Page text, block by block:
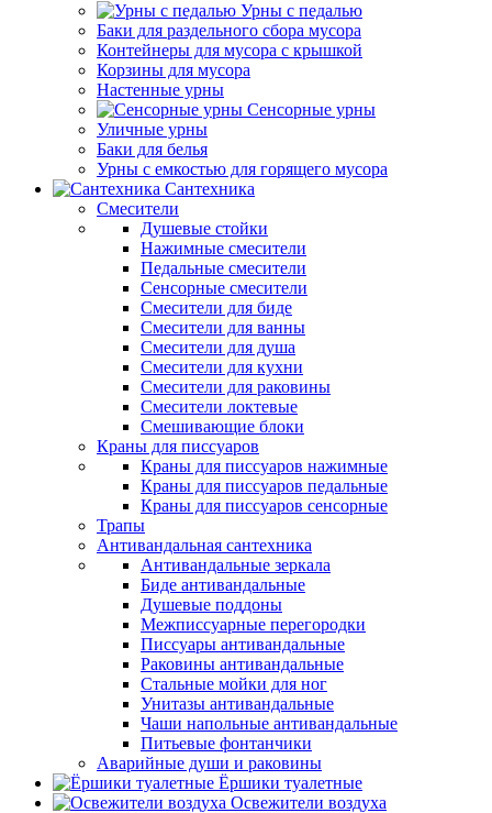
Урны с педалью
Баки для раздельного сбора мусора
Контейнеры для мусора с крышкой
Корзины для мусора
Настенные урны
Сенсорные урны
Уличные урны
Баки для белья
Урны с емкостью для горящего мусора
Сантехника
Смесители
Душевые стойки
Нажимные смесители
Педальные смесители
Сенсорные смесители
Смесители для биде
Смесители для ванны
Смесители для душа
Смесители для кухни
Смесители для раковины
Смесители локтевые
Смешивающие блоки
Краны для писсуаров
Краны для писсуаров нажимные
Краны для писсуаров педальные
Краны для писсуаров сенсорные
Трапы
Антивандальная сантехника
Антивандальные зеркала
Биде антивандальные
Душевые поддоны
Межписсуарные перегородки
Писсуары антивандальные
Раковины антивандальные
Стальные мойки для ног
Унитазы антивандальные
Чаши напольные антивандальные
Питьевые фонтанчики
Аварийные души и раковины
Ёршики туалетные
Освежители воздуха